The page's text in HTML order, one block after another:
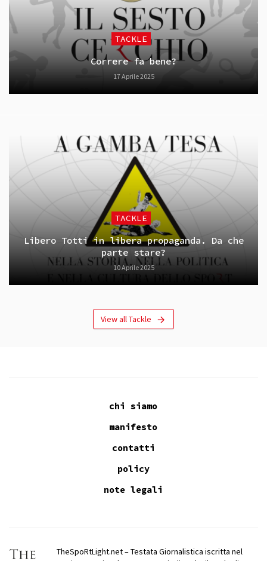
TACKLE
Correre fa bene?
17 Aprile 2025
TACKLE
Libero Totti in libera propaganda. Da che
parte stare?
10 Aprile 2025
View all Tackle
chi siamo
manifesto
contatti
policy
note legali
TheSpoRtLight.net – Testata Giornalistica iscritta nel